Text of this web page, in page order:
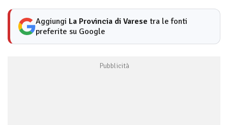
Aggiungi La Provincia di Varese tra le fonti
preferite su Google